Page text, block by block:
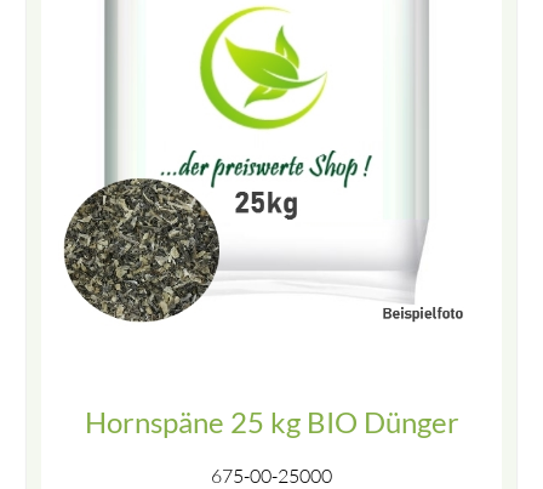
Hornspäne 25 kg BIO Dünger
675-00-25000